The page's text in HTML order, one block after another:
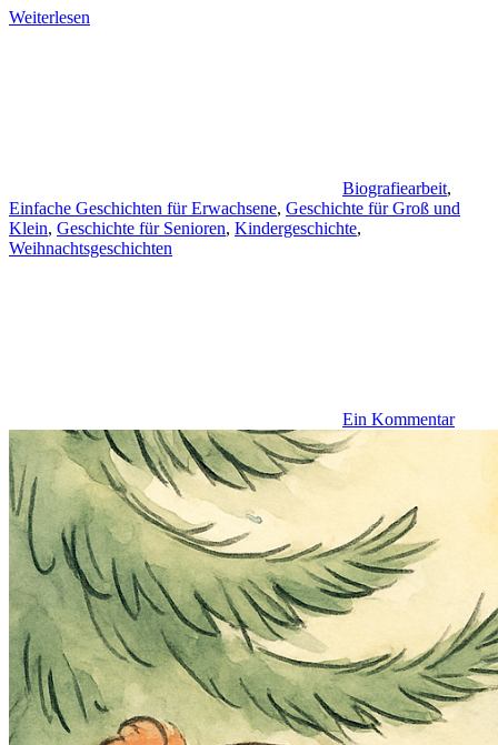
Weiterlesen
Biografiearbeit,
Einfache Geschichten für Erwachsene, Geschichte für Groß und
Klein, Geschichte für Senioren, Kindergeschichte,
Weihnachtsgeschichten
Ein Kommentar